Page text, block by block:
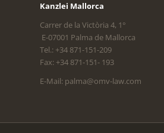
Kanzlei Mallorca
Carrer de la Victòria 4, 1°
E-07001 Palma de Mallorca
Tel.: +34 871-151-209
Fax: +34 871-151- 193
E-Mail: palma@omv-law.com